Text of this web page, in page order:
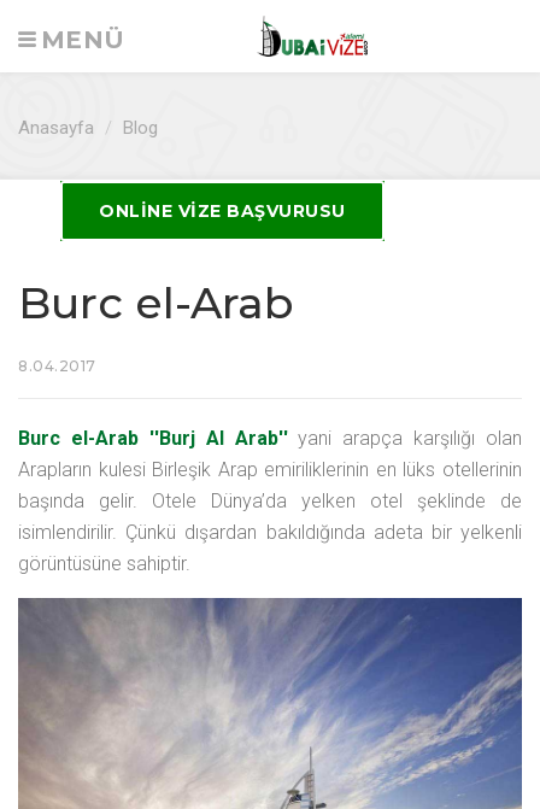
MENÜ
Anasayfa / Blog
ONLINE VIZE BAŞVURUSU
Burc el-Arab
8.04.2017
Burc el-Arab ''Burj Al Arab'' yani arapça karşılığı olan
Arapların kulesi Birleşik Arap emiriliklerinin en lüks otellerinin
başında gelir. Otele Dünya’da yelken otel şeklinde de
isimlendirilir. Çünkü dışardan bakıldığında adeta bir yelkenli
görüntüsüne sahiptir.